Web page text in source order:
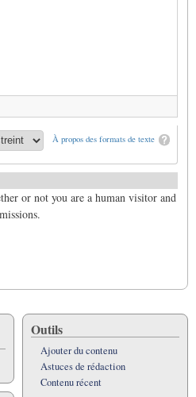
À propos des formats de texte
or not you are a human visitor and
Outils
Ajouter du contenu
Astuces de rédaction
Contenu récent